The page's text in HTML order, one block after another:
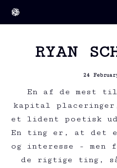
RYAN
24
En af de mest
kapital
et lident poetisk
En ting er, at det
og interesse - men
de rigtige ting, så